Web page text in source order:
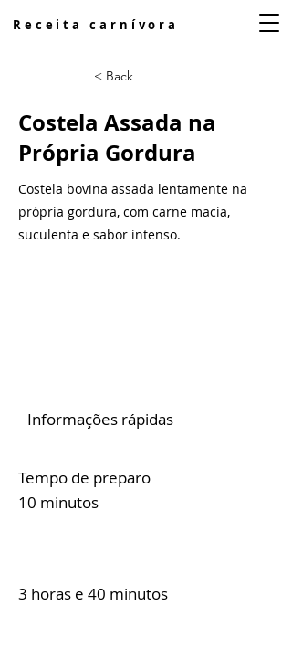
Receita carnívora
< Back
Costela Assada na
Própria Gordura
Costela bovina assada lentamente na
própria gordura, com carne macia,
suculenta e sabor intenso.
Informações rápidas
Tempo de preparo
10 minutos
3 horas e 40 minutos